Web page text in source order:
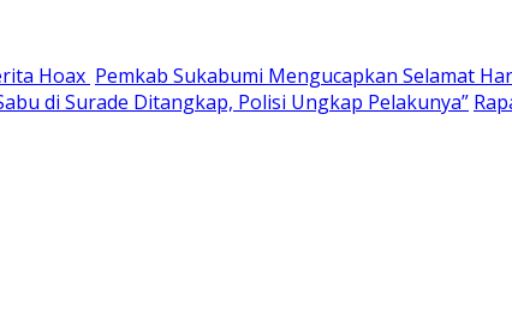
Hoax Pemkab Sukabumi Mengucapkan Selamat
di Surade Ditangkap, Polisi Ungkap Pelakunya”